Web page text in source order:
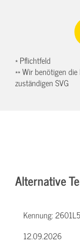
* Pflichtfeld
** Wir benötigen
zuständigen SVG
Alternative
Kennung:
12.09.2026